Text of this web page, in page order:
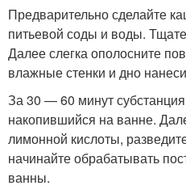
Предварительно сделайте
питьевой соды и воды.
Далее слегка ополосните
влажные стенки и дно
За 30 — 60 минут
накопившийся на ванне.
лимонной кислоты,
начинайте обрабатывать
ванны.